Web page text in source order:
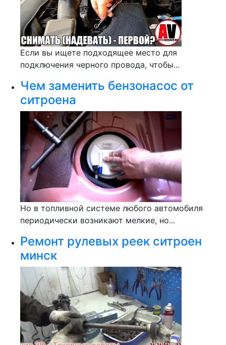
Если вы ищете подходящее место для
подключения черного провода, чтобы...
Чем заменить бензонасос от
ситроена
Но в топливной системе любого автомобиля
периодически возникают мелкие, но...
Ремонт рулевых реек ситроен
минск